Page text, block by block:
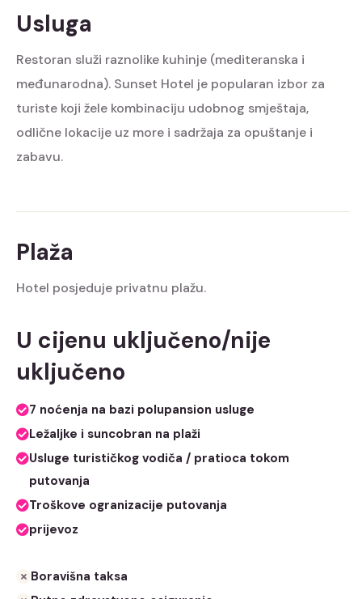
Usluga
Restoran služi raznolike kuhinje (mediteranska i
međunarodna). Sunset Hotel je popularan izbor za
turiste koji žele kombinaciju udobnog smještaja,
odlične lokacije uz more i sadržaja za opuštanje i
zabavu.
Plaža
Hotel posjeduje privatnu plažu.
U cijenu uključeno/nije
uključeno
7 noćenja na bazi polupansion usluge
Ležaljke i suncobran na plaži
Usluge turističkog vodiča / pratioca tokom
putovanja
Troškove ogranizacije putovanja
prijevoz
Boravišna taksa